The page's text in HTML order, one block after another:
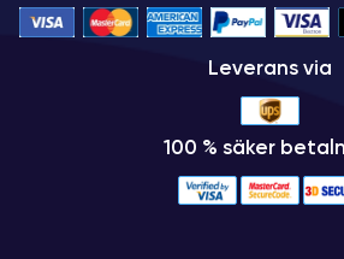
Leverans via
100 % säker